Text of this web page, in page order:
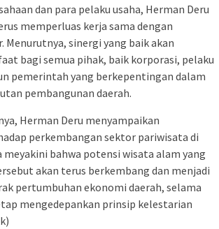
dan para pelaku usaha, Herman Deru
memperluas kerja sama dengan
Menurutnya, sinergi yang baik akan
bagi semua pihak, baik korporasi, pelaku
pemerintah yang berkepentingan dalam
pembangunan daerah.
Herman Deru menyampaikan
perkembangan sektor pariwisata di
meyakini bahwa potensi wisata alam yang
akan terus berkembang dan menjadi
pertumbuhan ekonomi daerah, selama
mengedepankan prinsip kelestarian